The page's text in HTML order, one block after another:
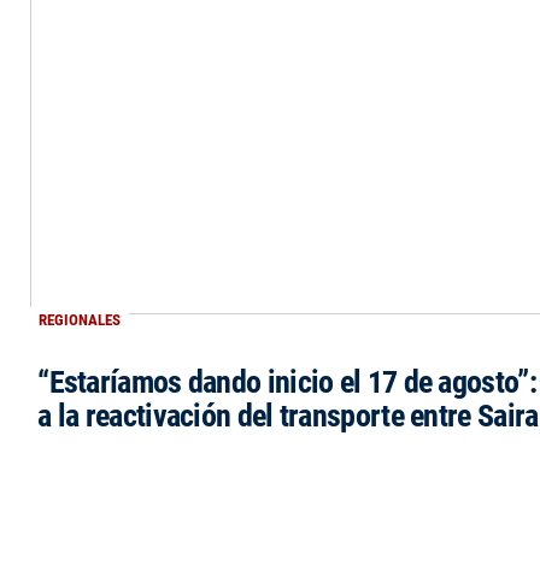
REGIONALES
“Estaríamos dando inicio el 17 de
a la reactivación del transporte entre